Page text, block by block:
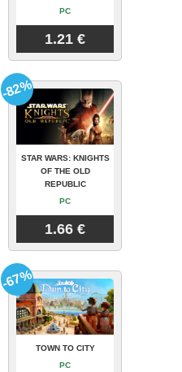
PC
1.21 €
STAR WARS: KNIGHTS
OF THE OLD
REPUBLIC
PC
1.66 €
-82%
TOWN TO CITY
PC
-67%